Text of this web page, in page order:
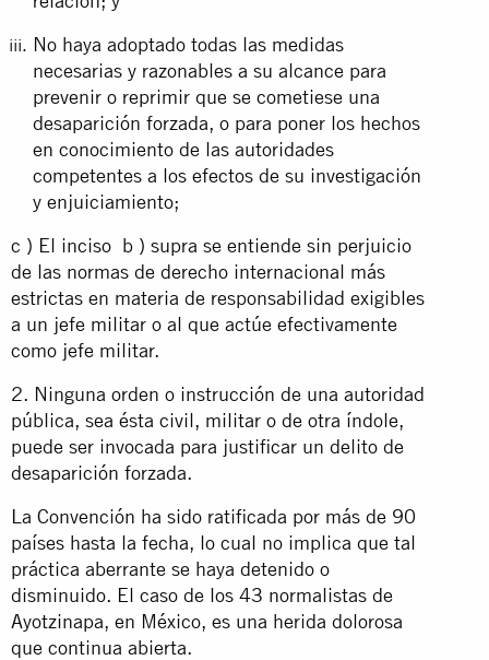
No haya adoptado todas las medidas
necesarias y razonables a su alcance para
prevenir o reprimir que se cometiese una
desaparición forzada, o para poner los hechos
en conocimiento de las autoridades
competentes a los efectos de su investigación
y enjuiciamiento;
c ) El inciso b ) supra se entiende sin perjuicio
de las normas de derecho internacional más
estrictas en materia de responsabilidad exigibles
a un jefe militar o al que actúe efectivamente
como jefe militar.
2. Ninguna orden o instrucción de una autoridad
pública, sea ésta civil, militar o de otra índole,
puede ser invocada para justificar un delito de
desaparición forzada.
La Convención ha sido ratificada por más de 90
países hasta la fecha, lo cual no implica que tal
práctica aberrante se haya detenido o
disminuido. El caso de los 43 normalistas de
Ayotzinapa, en México, es una herida dolorosa
que continua abierta.